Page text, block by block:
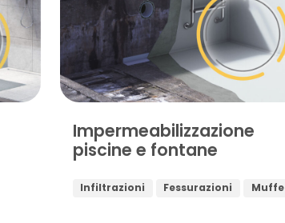
Impermeabilizzazione
piscine e fontane
Infiltrazioni Fessurazioni Muffe